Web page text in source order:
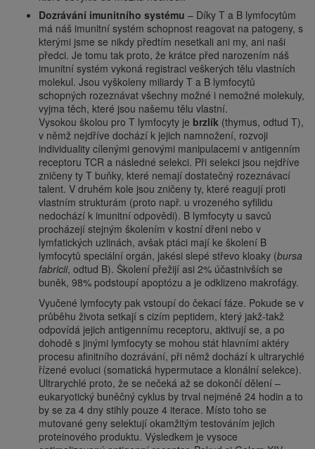
Dozrávání imunitního systému – Díky T a B lymfocytům
má náš imunitní systém schopnost reagovat na patogeny, s
kterými jsme se nikdy předtím nesetkali ani my, ani naši
předci. Je tomu tak proto, že krátce před narozením náš
imunitní systém vykoná registraci veškerých tělu vlastních
molekul. Jsou vyškoleny miliardy T a B lymfocytů
schopných rozeznávat všechny možné i nemožné molekuly,
vyjma těch, které jsou našemu tělu vlastní.
Vysokou školou pro T lymfocyty je brzlík (thymus, odtud T),
v němž nejdříve dochází k jejich namnožení, rozvoji
individuality cílenými genovými manipulacemi v antigenním
receptoru TCR a následné selekci. Při selekci jsou nejdříve
zničeny ty T buňky, které nemají dostatečný rozeznávací
talent. V druhém kole jsou zničeny ty, které reagují proti
vlastním strukturám (proto např. u vrozeného syfilidu
nedochází k imunitní odpovědi). B lymfocyty u savců
procházejí stejným školením v kostní dřeni nebo v
lymfatických uzlinách, avšak ptáci mají ke školení B
lymfocytů speciální orgán, jakési slepé střevo kloaky (bursa
fabricii, odtud B). Školení přežijí asi 2% účastnivších se
buněk, 98% podstoupí apoptózu a je odklizeno makrofágy.
Vyučené lymfocyty pak vstoupí do čekací fáze. Pokude se v
průběhu života setkají s cizím peptidem, který jakž-takž
odpovídá jejich antigennímu receptoru, aktivují se, a po
dohodě s jinými lymfocyty se mohou stát hlavními aktéry
procesu afinitního dozrávání, při němž dochází k ultrarychlé
řízené evoluci (somatická hypermutace a klonální selekce).
Ultrarychlé proto, že se nečeká až se dokončí dělení –
eukaryotický buněčný cyklus by trval nejméně 24 hodin a to
by se za 4 dny stihly pouze 4 iterace. Místo toho se
mutované geny selektují okamžitým testováním jejich
proteinového produktu. Výsledkem je vysoce